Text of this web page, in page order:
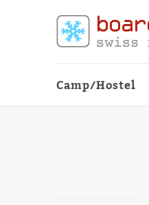
Camp/Hostel